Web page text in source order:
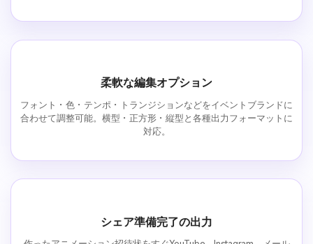
柔軟な編集オプション
フォント・色・テンポ・トランジションなどをイベントブランドに
合わせて調整可能。横型・正方形・縦型と各種出力フォーマットに
対応。
シェア準備完了の出力